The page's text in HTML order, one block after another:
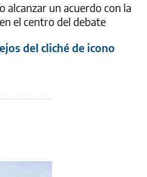
alcanzar un acuerdo con la
el centro del debate
del cliché de icono